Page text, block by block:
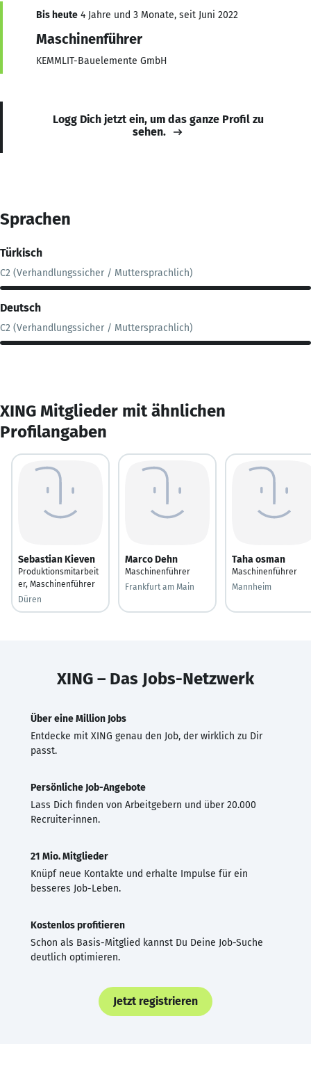
Bis heute 4 Jahre und 3 Monate, seit Juni 2022
Maschinenführer
KEMMLIT-Bauelemente GmbH
Logg Dich jetzt ein, um das ganze Profil zu
sehen.
Sprachen
Türkisch
C2 (Verhandlungssicher / Muttersprachlich)
Deutsch
C2 (Verhandlungssicher / Muttersprachlich)
XING Mitglieder mit ähnlichen
Profilangaben
Sebastian Kieven
Produktionsmitarbeit
er, Maschinenführer
Düren
Marco Dehn
Maschinenführer
Frankfurt am Main
Taha osman
Maschinenführer
Mannheim
XING – Das Jobs-Netzwerk
Über eine Million Jobs
Entdecke mit XING genau den Job, der wirklich zu Dir
passt.
Persönliche Job-Angebote
Lass Dich finden von Arbeitgebern und über 20.000
Recruiter·innen.
21 Mio. Mitglieder
Knüpf neue Kontakte und erhalte Impulse für ein
besseres Job-Leben.
Kostenlos profitieren
Schon als Basis-Mitglied kannst Du Deine Job-Suche
deutlich optimieren.
Jetzt registrieren